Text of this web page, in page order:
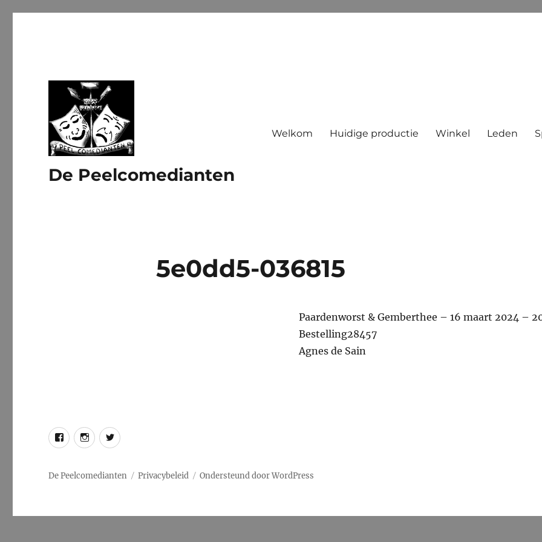
De Peelcomedianten
Welkom Huidige productie Winkel Leden
5e0dd5-036815
Paardenworst & Gemberthee – 16 maart 2024 –
Bestelling28457
Agnes de Sain
FacebookInstagram
Twitter
De Peelcomedianten Privacybeleid Ondersteund door WordPress